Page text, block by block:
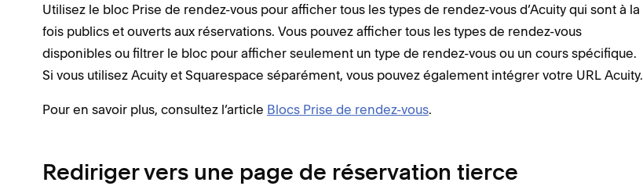
Utilisez le bloc Prise de rendez-vous pour afficher tous les types de rendez-vous d’Acuity qui sont à la
fois publics et ouverts aux réservations. Vous pouvez afficher tous les types de rendez-vous
disponibles ou filtrer le bloc pour afficher seulement un type de rendez-vous ou un cours spécifique.
Si vous utilisez Acuity et Squarespace séparément, vous pouvez également intégrer votre URL Acuity.
Pour en savoir plus, consultez l’article Blocs Prise de rendez-vous.
Rediriger vers une page de réservation tierce